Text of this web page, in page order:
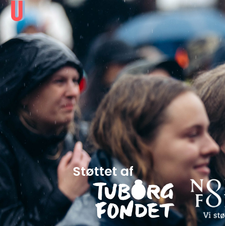
Støttet af